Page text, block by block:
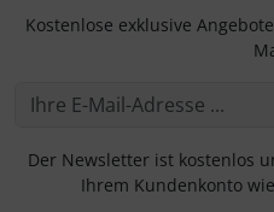
Kostenlose exklusive
Der Newsletter ist kostenlos
Ihrem Kundenkonto